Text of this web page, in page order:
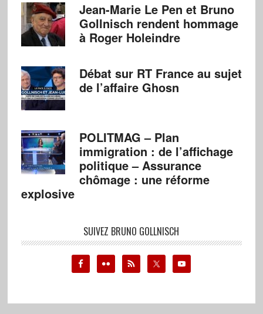
Jean-Marie Le Pen et Bruno
Gollnisch rendent hommage
à Roger Holeindre
Débat sur RT France au sujet
de l’affaire Ghosn
POLITMAG – Plan
immigration : de l’affichage
politique – Assurance
chômage : une réforme
explosive
SUIVEZ BRUNO GOLLNISCH